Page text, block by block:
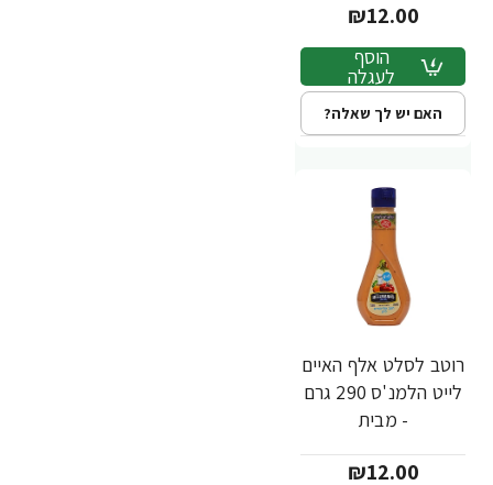
₪12.00
הוסף
לעגלה
האם יש לך שאלה?
רוטב לסלט אלף האיים
לייט הלמנ'ס 290 גרם
- מבית
₪12.00